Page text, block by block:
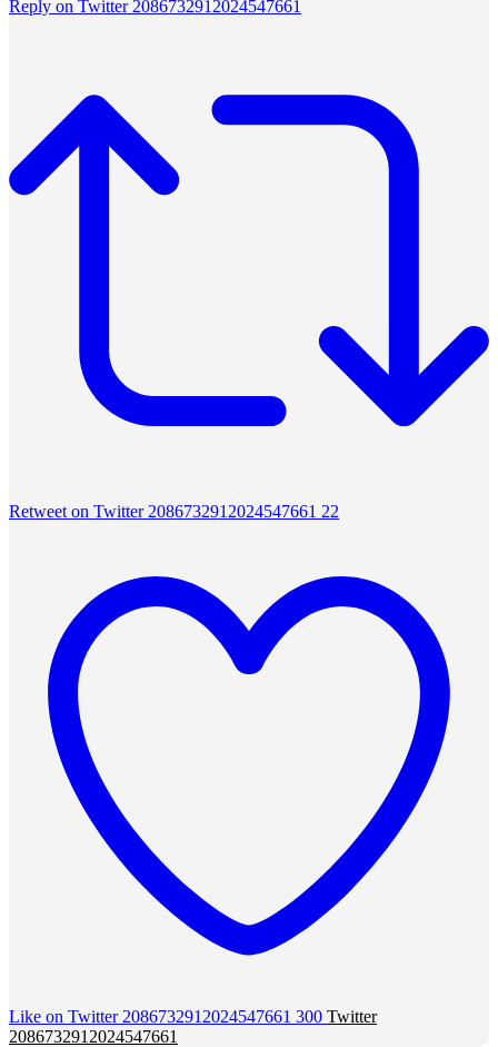
Reply on Twitter 2086732912024547661
Retweet on Twitter 2086732912024547661 22
Like on Twitter 2086732912024547661 300 Twitter
2086732912024547661